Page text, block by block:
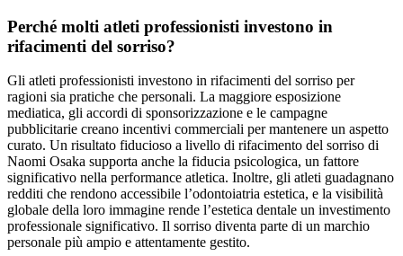
Perché molti atleti professionisti investono in
rifacimenti del sorriso?
Gli atleti professionisti investono in rifacimenti del sorriso per
ragioni sia pratiche che personali. La maggiore esposizione
mediatica, gli accordi di sponsorizzazione e le campagne
pubblicitarie creano incentivi commerciali per mantenere un aspetto
curato. Un risultato fiducioso a livello di rifacimento del sorriso di
Naomi Osaka supporta anche la fiducia psicologica, un fattore
significativo nella performance atletica. Inoltre, gli atleti guadagnano
redditi che rendono accessibile l’odontoiatria estetica, e la visibilità
globale della loro immagine rende l’estetica dentale un investimento
professionale significativo. Il sorriso diventa parte di un marchio
personale più ampio e attentamente gestito.